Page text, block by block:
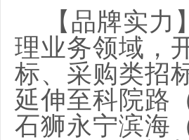
【品牌实力】
理业务领域，
标、采购类招
延伸至科院路
石狮永宁滨海